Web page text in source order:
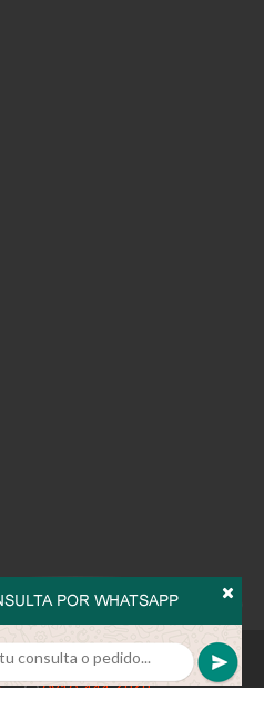
· 0810-444-6969